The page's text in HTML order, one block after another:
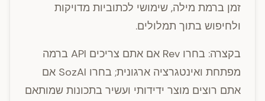
זמן ברמת מילה, שימושי לכתוביות מדויקות
ולחיפוש בתוך תמלולים.
בקצרה: בחרו Rev אם אתם צריכים API ברמה
מפתחת ואינטגרציה ארגונית; בחרו SozAI אם
אתם רוצים מוצר ידידותי ועשיר בתכונות שמותאם